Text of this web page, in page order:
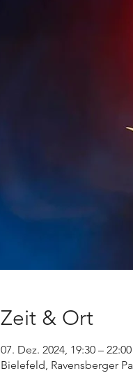
Zeit & Ort
07. Dez. 2024, 19:30 – 22:00
Bielefeld, Ravensberger